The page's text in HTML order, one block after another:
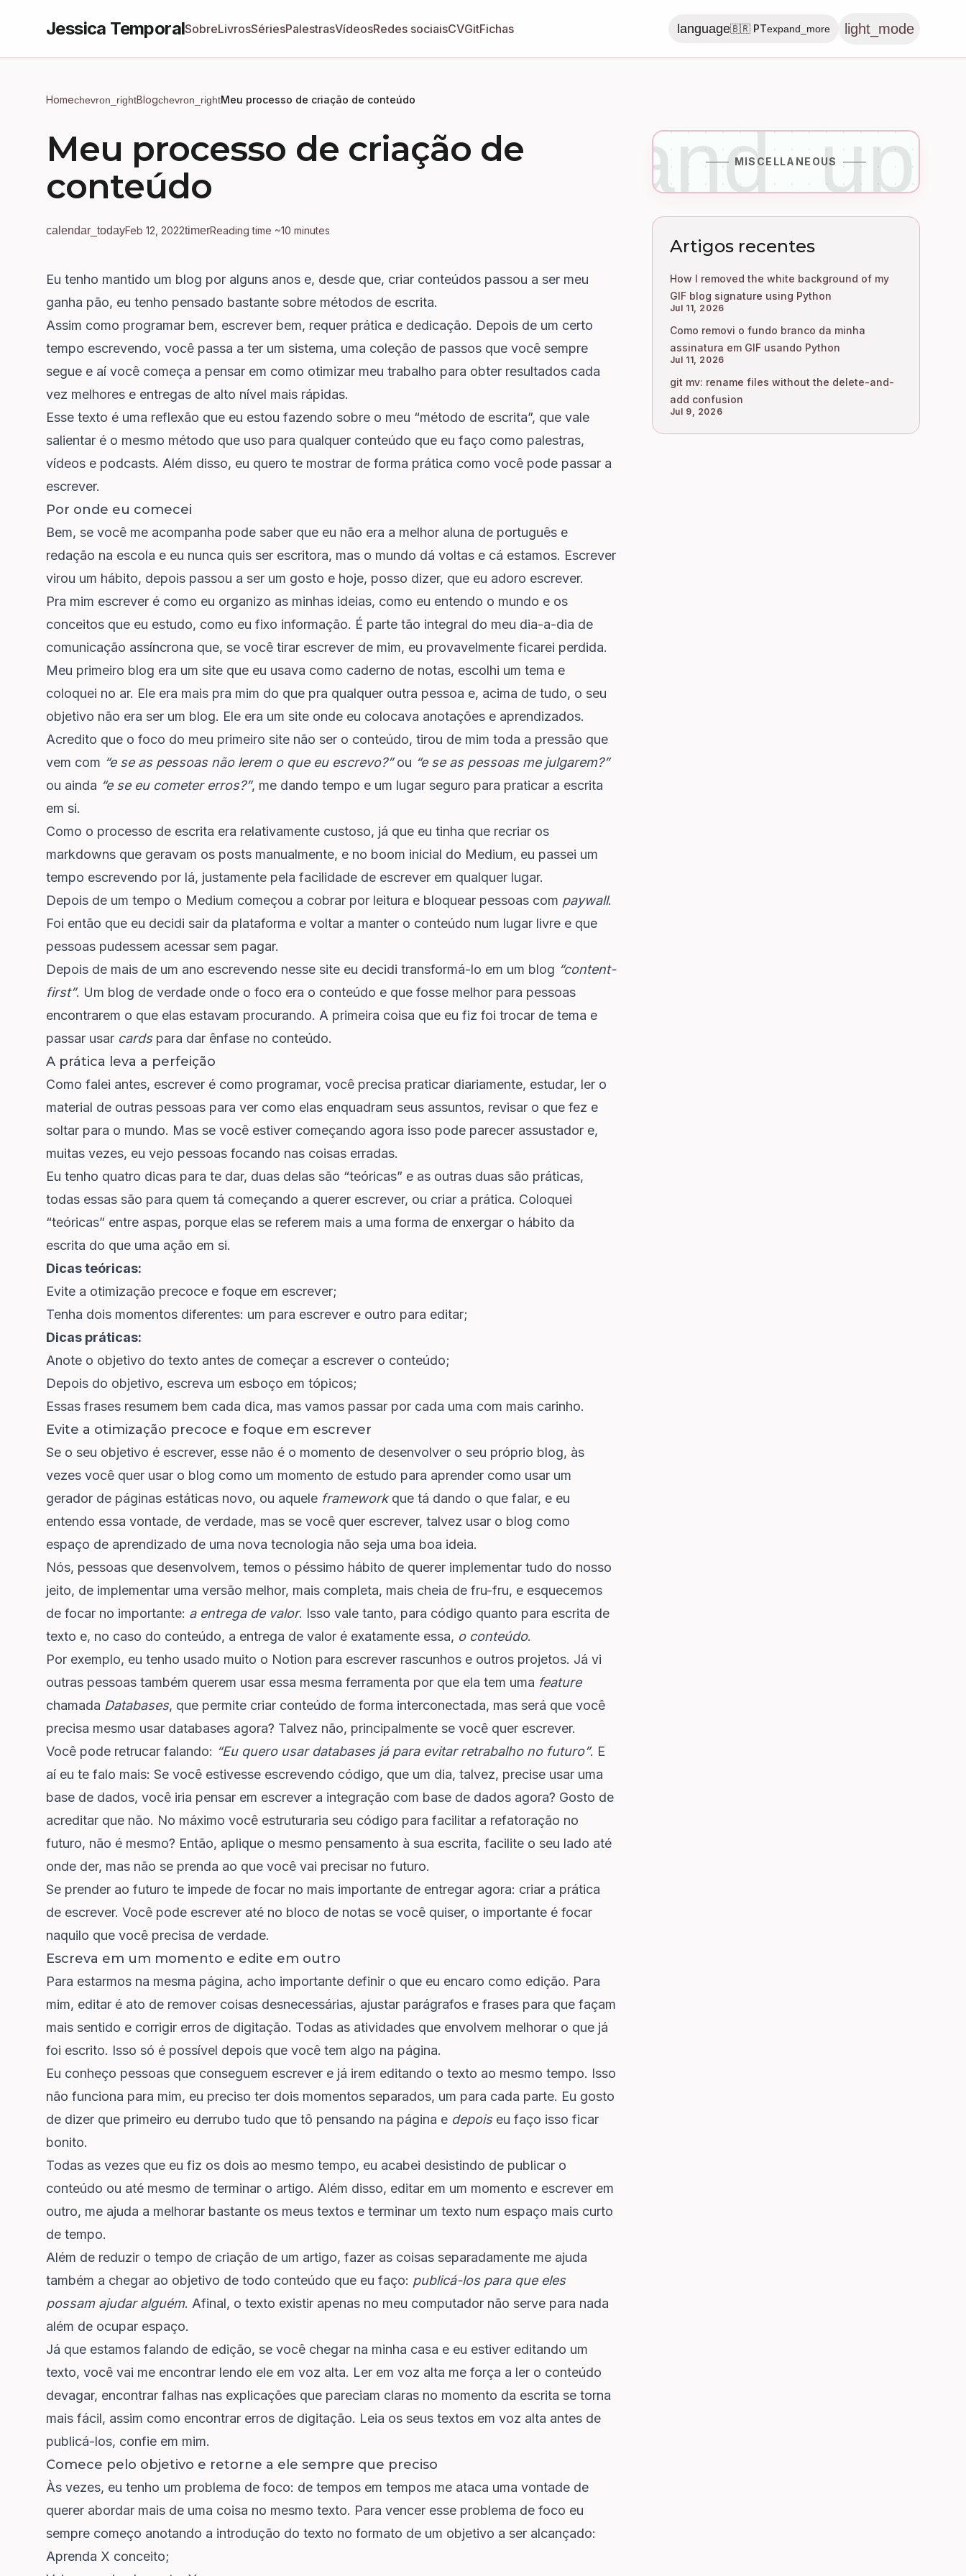
Jessica TemporalSobreLivrosSériesPalestrasVídeosRedes sociaisCVGitFichas language🇧🇷 PTexpand_more light_mode
Homechevron_rightBlogchevron_rightMeu processo de criação de conteúdo
Meu processo de criação de
conteúdo
calendar_todayFeb 12, 2022timerReading time ~10 minutes
Eu tenho mantido um blog por alguns anos e, desde que, criar conteúdos passou a ser meu
ganha pão, eu tenho pensado bastante sobre métodos de escrita.
Assim como programar bem, escrever bem, requer prática e dedicação. Depois de um certo
tempo escrevendo, você passa a ter um sistema, uma coleção de passos que você sempre
segue e aí você começa a pensar em como otimizar meu trabalho para obter resultados cada
vez melhores e entregas de alto nível mais rápidas.
Esse texto é uma reflexão que eu estou fazendo sobre o meu “método de escrita”, que vale
salientar é o mesmo método que uso para qualquer conteúdo que eu faço como palestras,
vídeos e podcasts. Além disso, eu quero te mostrar de forma prática como você pode passar a
escrever.
Por onde eu comecei
Bem, se você me acompanha pode saber que eu não era a melhor aluna de português e
redação na escola e eu nunca quis ser escritora, mas o mundo dá voltas e cá estamos. Escrever
virou um hábito, depois passou a ser um gosto e hoje, posso dizer, que eu adoro escrever.
Pra mim escrever é como eu organizo as minhas ideias, como eu entendo o mundo e os
conceitos que eu estudo, como eu fixo informação. É parte tão integral do meu dia-a-dia de
comunicação assíncrona que, se você tirar escrever de mim, eu provavelmente ficarei perdida.
Meu primeiro blog era um site que eu usava como caderno de notas, escolhi um tema e
coloquei no ar. Ele era mais pra mim do que pra qualquer outra pessoa e, acima de tudo, o seu
objetivo não era ser um blog. Ele era um site onde eu colocava anotações e aprendizados.
Acredito que o foco do meu primeiro site não ser o conteúdo, tirou de mim toda a pressão que
vem com “e se as pessoas não lerem o que eu escrevo?”ou “e se as pessoas me julgarem?”
ou ainda “e se eu cometer erros?”, me dando tempo e um lugar seguro para praticar a escrita
em si.
Como o processo de escrita era relativamente custoso, já que eu tinha que recriar os
markdowns que geravam os posts manualmente, e no boom inicial do Medium, eu passei um
tempo escrevendo por lá, justamente pela facilidade de escrever em qualquer lugar.
Depois de um tempo o Medium começou a cobrar por leitura e bloquear pessoas com paywall.
Foi então que eu decidi sair da plataforma e voltar a manter o conteúdo num lugar livre e que
pessoas pudessem acessar sem pagar.
Depois de mais de um ano escrevendo nesse site eu decidi transformá-lo em um blog “content-
first”. Um blog de verdade onde o foco era o conteúdo e que fosse melhor para pessoas
encontrarem o que elas estavam procurando. A primeira coisa que eu fiz foi trocar de tema e
passar usar cardspara dar ênfase no conteúdo.
A prática leva a perfeição
Como falei antes, escrever é como programar, você precisa praticar diariamente, estudar, ler o
material de outras pessoas para ver como elas enquadram seus assuntos, revisar o que fez e
soltar para o mundo. Mas se você estiver começando agora isso pode parecer assustador e,
muitas vezes, eu vejo pessoas focando nas coisas erradas.
Eu tenho quatro dicas para te dar, duas delas são “teóricas” e as outras duas são práticas,
todas essas são para quem tá começando a querer escrever, ou criar a prática. Coloquei
“teóricas” entre aspas, porque elas se referem mais a uma forma de enxergar o hábito da
escrita do que uma ação em si.
Dicas teóricas:
Evite a otimização precoce e foque em escrever;
Tenha dois momentos diferentes: um para escrever e outro para editar;
Dicas práticas:
Anote o objetivo do texto antes de começar a escrever o conteúdo;
Depois do objetivo, escreva um esboço em tópicos;
Essas frases resumem bem cada dica, mas vamos passar por cada uma com mais carinho.
Evite a otimização precoce e foque em escrever
Se o seu objetivo é escrever, esse não é o momento de desenvolver o seu próprio blog, às
vezes você quer usar o blog como um momento de estudo para aprender como usar um
gerador de páginas estáticas novo, ou aquele frameworkque tá dando o que falar, e eu
entendo essa vontade, de verdade, mas se você quer escrever, talvez usar o blog como
espaço de aprendizado de uma nova tecnologia não seja uma boa ideia.
Nós, pessoas que desenvolvem, temos o péssimo hábito de querer implementar tudo do nosso
jeito, de implementar uma versão melhor, mais completa, mais cheia de fru-fru, e esquecemos
de focar no importante: a entrega de valor. Isso vale tanto, para código quanto para escrita de
texto e, no caso do conteúdo, a entrega de valor é exatamente essa, o conteúdo.
Por exemplo, eu tenho usado muito o Notion para escrever rascunhos e outros projetos. Já vi
outras pessoas também querem usar essa mesma ferramenta por que ela tem uma feature
chamada Databases, que permite criar conteúdo de forma interconectada, mas será que você
precisa mesmo usar databases agora? Talvez não, principalmente se você quer escrever.
Você pode retrucar falando: “Eu quero usar databases já para evitar retrabalho no futuro”. E
aí eu te falo mais: Se você estivesse escrevendo código, que um dia, talvez, precise usar uma
base de dados, você iria pensar em escrever a integração com base de dados agora? Gosto de
acreditar que não. No máximo você estruturaria seu código para facilitar a refatoração no
futuro, não é mesmo? Então, aplique o mesmo pensamento à sua escrita, facilite o seu lado até
onde der, mas não se prenda ao que você vai precisar no futuro.
Se prender ao futuro te impede de focar no mais importante de entregar agora: criar a prática
de escrever. Você pode escrever até no bloco de notas se você quiser, o importante é focar
naquilo que você precisa de verdade.
Escreva em um momento e edite em outro
Para estarmos na mesma página, acho importante definir o que eu encaro como edição. Para
mim, editar é ato de remover coisas desnecessárias, ajustar parágrafos e frases para que façam
mais sentido e corrigir erros de digitação. Todas as atividades que envolvem melhorar o que já
foi escrito. Isso só é possível depois que você tem algo na página.
Eu conheço pessoas que conseguem escrever e já irem editando o texto ao mesmo tempo. Isso
não funciona para mim, eu preciso ter dois momentos separados, um para cada parte. Eu gosto
de dizer que primeiro eu derrubo tudo que tô pensando na página e depoiseu faço isso ficar
bonito.
Todas as vezes que eu fiz os dois ao mesmo tempo, eu acabei desistindo de publicar o
conteúdo ou até mesmo de terminar o artigo. Além disso, editar em um momento e escrever em
outro, me ajuda a melhorar bastante os meus textos e terminar um texto num espaço mais curto
de tempo.
Além de reduzir o tempo de criação de um artigo, fazer as coisas separadamente me ajuda
também a chegar ao objetivo de todo conteúdo que eu faço: publicá-los para que eles
possam ajudar alguém. Afinal, o texto existir apenas no meu computador não serve para nada
além de ocupar espaço.
Já que estamos falando de edição, se você chegar na minha casa e eu estiver editando um
texto, você vai me encontrar lendo ele em voz alta. Ler em voz alta me força a ler o conteúdo
devagar, encontrar falhas nas explicações que pareciam claras no momento da escrita se torna
mais fácil, assim como encontrar erros de digitação. Leia os seus textos em voz alta antes de
publicá-los, confie em mim.
Comece pelo objetivo e retorne a ele sempre que preciso
Às vezes, eu tenho um problema de foco: de tempos em tempos me ataca uma vontade de
querer abordar mais de uma coisa no mesmo texto. Para vencer esse problema de foco eu
sempre começo anotando a introdução do texto no formato de um objetivo a ser alcançado:
Aprenda X conceito;
MISCELLANEOUS
Artigos recentes
How I removed the white background of my
GIF blog signature using Python
Jul 11, 2026
Como removi o fundo branco da minha
assinatura em GIF usando Python
Jul 11, 2026
git mv: rename files without the delete-and-
add confusion
Jul 9, 2026